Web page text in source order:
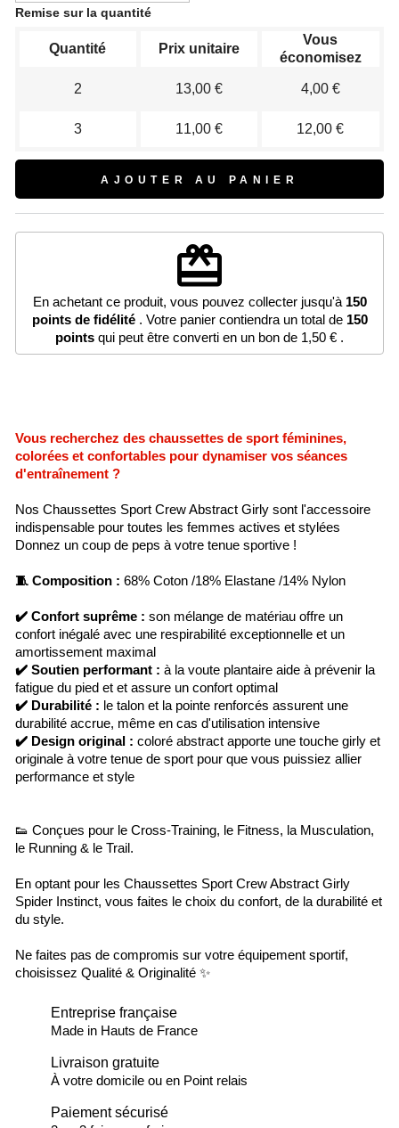
Remise sur la quantité
Quantité Prix unitaire
Vous
économisez
2 13,00 € 4,00 €
3 11,00 € 12,00 €
AJOUTER AU PANIER
redeem
En achetant ce produit, vous pouvez collecter jusqu'à 150
points de fidélité. Votre panier contiendra un total de 150
points qui peut être converti en un bon de 1,50 € .
Vous recherchez des chaussettes de sport féminines,
colorées et confortables pour dynamiser vos séances
d'entraînement ?
Nos Chaussettes Sport Crew Abstract Girly sont l'accessoire
indispensable pour toutes les femmes actives et stylées
Donnez un coup de peps à votre tenue sportive !
🧵 Composition : 68% Coton /18% Elastane /14% Nylon
✔️ Confort suprême : son mélange de matériau offre un
confort inégalé avec une respirabilité exceptionnelle et un
amortissement maximal
✔️ Soutien performant : à la voute plantaire aide à prévenir la
fatigue du pied et et assure un confort optimal
✔️ Durabilité : le talon et la pointe renforcés assurent une
durabilité accrue, même en cas d'utilisation intensive
✔️ Design original : coloré abstract apporte une touche girly et
originale à votre tenue de sport pour que vous puissiez allier
performance et style
👟 Conçues pour le Cross-Training, le Fitness, la Musculation,
le Running & le Trail.
En optant pour les Chaussettes Sport Crew Abstract Girly
Spider Instinct, vous faites le choix du confort, de la durabilité et
du style.
Ne faites pas de compromis sur votre équipement sportif,
choisissez Qualité & Originalité ✨
Entreprise française
Made in Hauts de France
Livraison gratuite
À votre domicile ou en Point relais
Paiement sécurisé